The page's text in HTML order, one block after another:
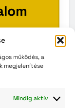
működés, a
megjelenítése
Mindig aktív
üres.